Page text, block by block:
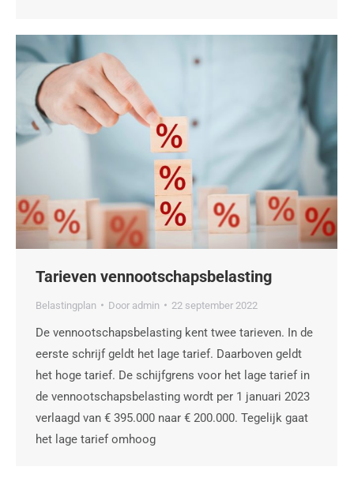
Tarieven vennootschapsbelasting
Belastingplan Door admin 22 september 2022
De vennootschapsbelasting kent twee tarieven. In de
eerste schrijf geldt het lage tarief. Daarboven geldt
het hoge tarief. De schijfgrens voor het lage tarief in
de vennootschapsbelasting wordt per 1 januari 2023
verlaagd van € 395.000 naar € 200.000. Tegelijk gaat
het lage tarief omhoog